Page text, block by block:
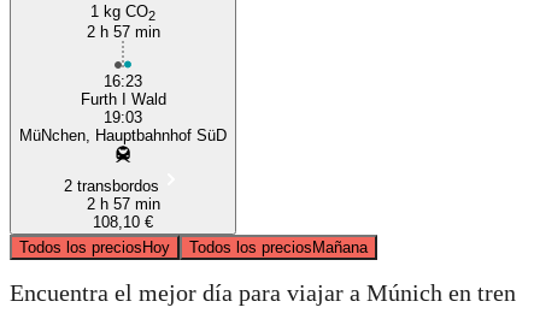
1 kg CO2
2 h 57 min
16:23
Furth I Wald
19:03
MüNchen, Hauptbahnhof SüD
2 transbordos
2 h 57 min
108,10 €
Todos los preciosHoy Todos los preciosMañana
Encuentra el mejor día para viajar a Múnich en tren